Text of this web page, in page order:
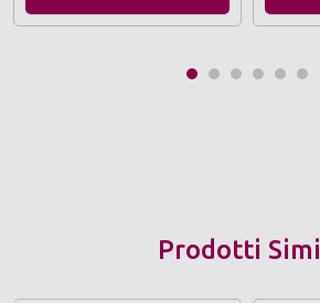
Prodotti